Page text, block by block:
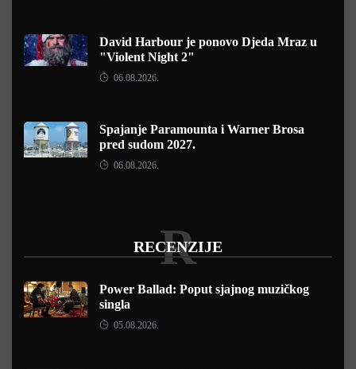
David Harbour je ponovo Djeda Mraz u
"Violent Night 2"
06.08.2026.
Spajanje Paramounta i Warner Brosa
pred sudom 2027.
06.08.2026.
RECENZIJE
R
Power Ballad: Poput sjajnog muzičkog
singla
05.08.2026.